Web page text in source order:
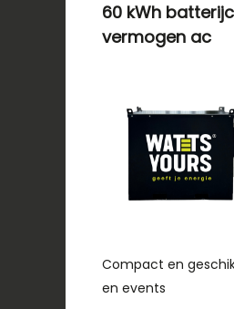
60 kWh
vermogen ac
Compact en
en events